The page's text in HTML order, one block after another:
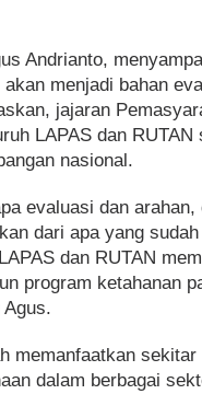
Andrianto,
menjadi bahan
jajaran
LAPAS dan
nasional.
evaluasi dan
dari apa yang
dan RUTAN
program ketahanan
Agus.
memanfaatkan
dalam berbagai